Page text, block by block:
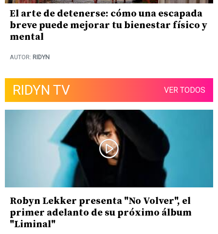
El arte de detenerse: cómo una escapada
breve puede mejorar tu bienestar físico y
mental
AUTOR: RIDYN
RIDYN TV VER TODOS
Robyn Lekker presenta "No Volver", el
primer adelanto de su próximo álbum
"Liminal"